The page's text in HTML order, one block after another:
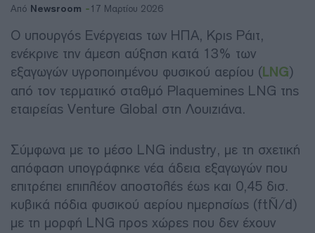
Από Newsroom 17 Μαρτίου 2026
Ο υπουργός Ενέργειας των ΗΠΑ, Κρις Ράιτ,
ενέκρινε την άμεση αύξηση κατά 13% των
εξαγωγών υγροποιημένου φυσικού αερίου (LNG)
από τον τερματικό σταθμό Plaquemines LNG της
εταιρείας Venture Global στη Λουιζιάνα.
Σύμφωνα με το μέσο LNG industry, με τη σχετική
απόφαση υπογράφηκε νέα άδεια εξαγωγών που
επιτρέπει επιπλέον αποστολές έως και 0,45 δισ.
κυβικά πόδια φυσικού αερίου ημερησίως (ft³/d)
με τη μορφή LNG προς χώρες που δεν έχουν